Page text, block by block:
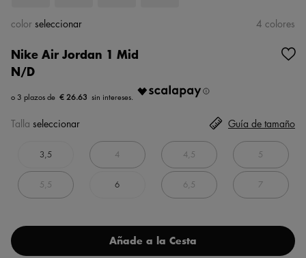
Nike Air Jordan 1 Mid
N/D
€ 26.63
color seleccionar 4 colores
Talla seleccionar
3,5 4 4,5 5
5,5 6 6,5 7
Guía de tamaño
Añade a la Cesta